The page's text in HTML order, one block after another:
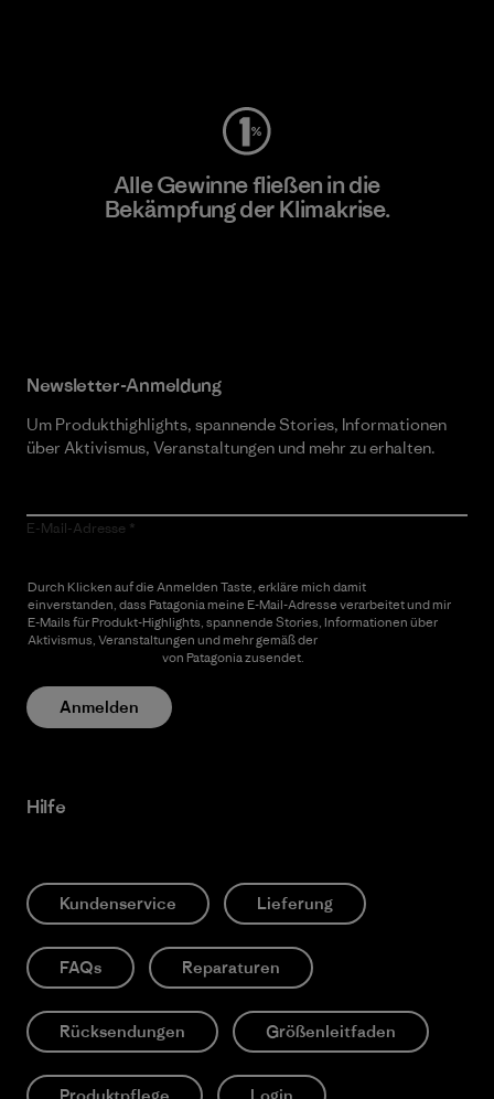
Alle Gewinne fließen in die
Bekämpfung der Klimakrise.
Newsletter-Anmeldung
Um Produkthighlights, spannende Stories, Informationen
über Aktivismus, Veranstaltungen und mehr zu erhalten.
E-Mail-Adresse
Durch Klicken auf die Anmelden Taste, erkläre mich damit
einverstanden, dass Patagonia meine E-Mail-Adresse verarbeitet und mir
E-Mails für Produkt-Highlights, spannende Stories, Informationen über
Aktivismus, Veranstaltungen und mehr gemäß der
von Patagonia zusendet.
Anmelden
Hilfe
Kundenservice Lieferung
FAQs Reparaturen
Rücksendungen Größenleitfaden